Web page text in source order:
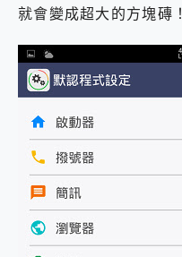
就會變成超大的方塊磚！